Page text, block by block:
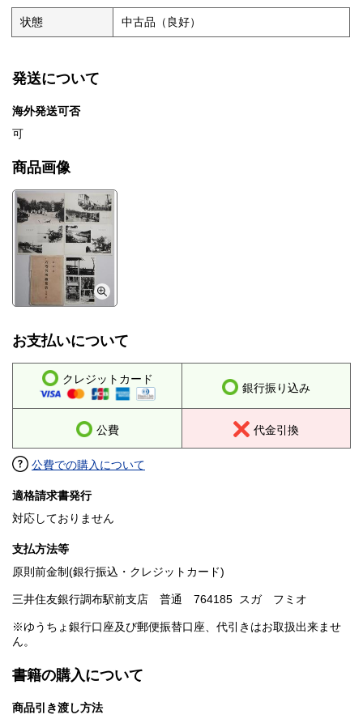
状態 中古品（良好）
発送について
海外発送可否
可
商品画像
お支払いについて
クレジットカード
銀行振り込み
公費 代金引換
公費での購入について
適格請求書発行
対応しておりません
支払方法等
原則前金制(銀行振込・クレジットカード)
三井住友銀行調布駅前支店 普通 764185 スガ フミオ
※ゆうちょ銀行口座及び郵便振替口座、代引きはお取扱出来ませ
ん。
書籍の購入について
商品引き渡し方法